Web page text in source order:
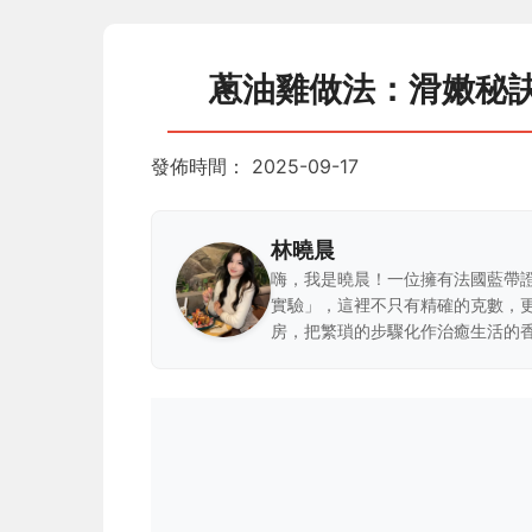
蔥油雞做法：滑嫩秘
發佈時間： 2025-09-17
林曉晨
嗨，我是曉晨！一位擁有法國藍帶
實驗」，這裡不只有精確的克數，
房，把繁瑣的步驟化作治癒生活的